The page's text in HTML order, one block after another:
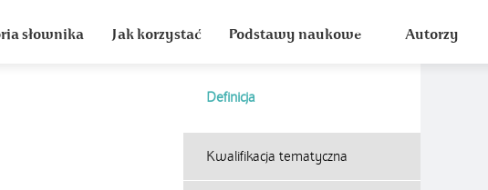
słownika Jak korzystać Podstawy naukowe Autorzy
Definicja
Kwalifikacja tematyczna